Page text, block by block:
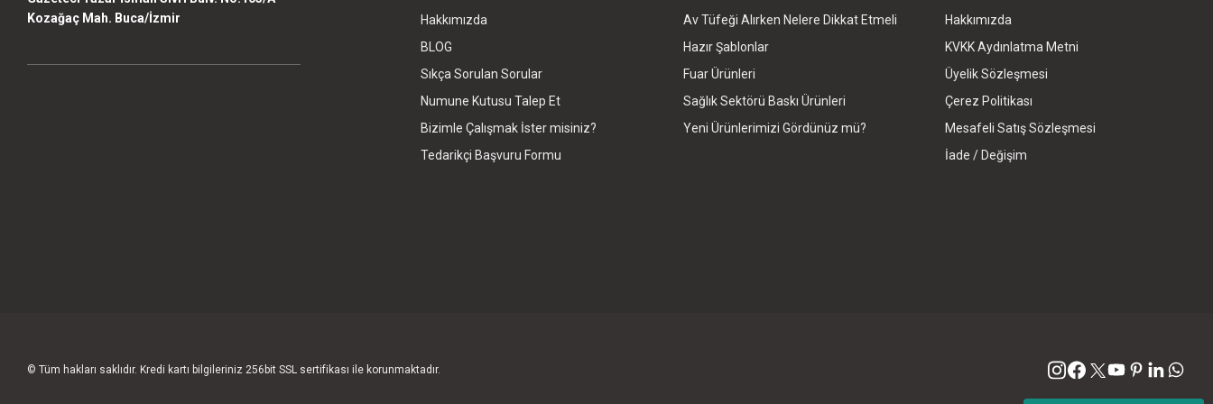
Kozağaç Mah. Buca/İzmir
Hakkımızda
BLOG
Sıkça Sorulan Sorular
Numune Kutusu Talep Et
Bizimle Çalışmak İster misiniz?
Tedarikçi Başvuru Formu
Av Tüfeği Alırken Nelere Dikkat Etmeli
Hazır Şablonlar
Fuar Ürünleri
Sağlık Sektörü Baskı Ürünleri
Yeni Ürünlerimizi Gördünüz mü?
Hakkımızda
KVKK Aydınlatma Metni
Üyelik Sözleşmesi
Çerez Politikası
Mesafeli Satış Sözleşmesi
İade / Değişim
© Tüm hakları saklıdır. Kredi kartı bilgileriniz 256bit SSL sertifikası ile korunmaktadır.